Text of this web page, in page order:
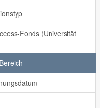
Fonds (Universität